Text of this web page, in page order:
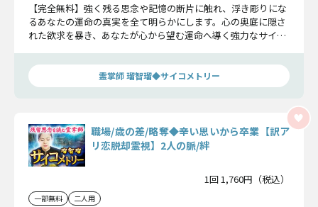
【完全無料】強く残る思念や記憶の断片に触れ、浮き彫りにな
るあなたの運命の真実を全て明らかにします。心の奥底に隠さ
れた欲求を暴き、あなたが心から望む運命へ導く強力なサイコ
霊掌師 瑠智瑠◆サイコメトリー
職場/歳の差/略奪◆辛い思いから卒業【訳ア
リ恋脱却霊視】2人の脈/絆
1回 1,760円（税込）
一部無料 二人用